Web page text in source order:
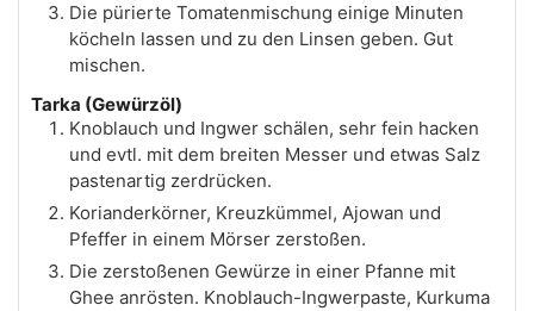
Die pürierte Tomatenmischung einige Minuten
köcheln lassen und zu den Linsen geben. Gut
mischen.
Tarka (Gewürzöl)
Knoblauch und Ingwer schälen, sehr fein hacken
und evtl. mit dem breiten Messer und etwas Salz
pastenartig zerdrücken.
Korianderkörner, Kreuzkümmel, Ajowan und
Pfeffer in einem Mörser zerstoßen.
Die zerstoßenen Gewürze in einer Pfanne mit
Ghee anrösten. Knoblauch-Ingwerpaste, Kurkuma